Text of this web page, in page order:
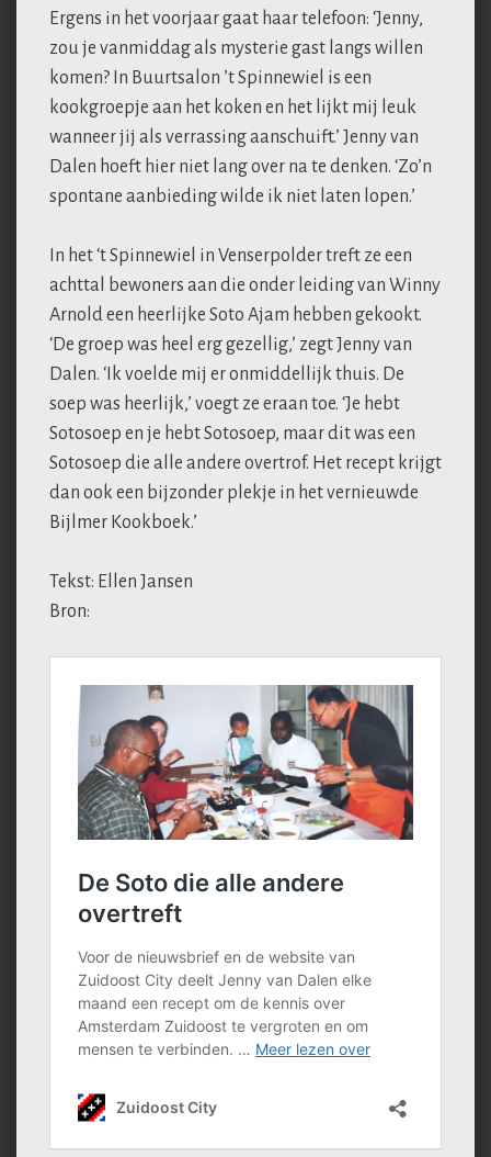
Ergens in het voorjaar gaat haar telefoon: ‘Jenny,
zou je vanmiddag als mysterie gast langs willen
komen? In Buurtsalon ’t Spinnewiel is een
kookgroepje aan het koken en het lijkt mij leuk
wanneer jij als verrassing aanschuift.’ Jenny van
Dalen hoeft hier niet lang over na te denken. ‘Zo’n
spontane aanbieding wilde ik niet laten lopen.’
In het ‘t Spinnewiel in Venserpolder treft ze een
achttal bewoners aan die onder leiding van Winny
Arnold een heerlijke Soto Ajam hebben gekookt.
‘De groep was heel erg gezellig,’ zegt Jenny van
Dalen. ‘Ik voelde mij er onmiddellijk thuis. De
soep was heerlijk,’ voegt ze eraan toe. ‘Je hebt
Sotosoep en je hebt Sotosoep, maar dit was een
Sotosoep die alle andere overtrof. Het recept krijgt
dan ook een bijzonder plekje in het vernieuwde
Bijlmer Kookboek.’
Tekst: Ellen Jansen
Bron: